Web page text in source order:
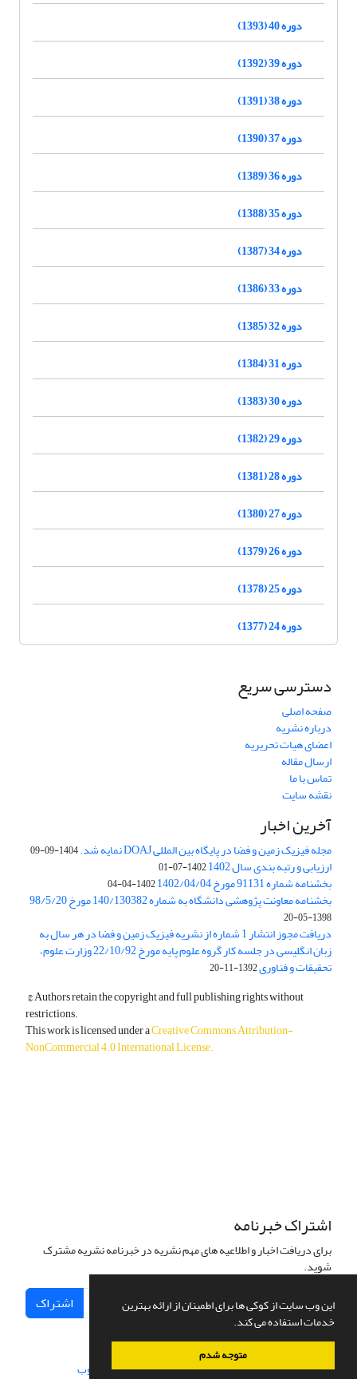
این وب سایت از کوکی ها برای اطمینان از ارائه بهترین
خدمات استفاده می کند.
متوجه شدم
دوره 40 (1393)
دوره 39 (1392)
دوره 38 (1391)
دوره 37 (1390)
دوره 36 (1389)
دوره 35 (1388)
دوره 34 (1387)
دوره 33 (1386)
دوره 32 (1385)
دوره 31 (1384)
دوره 30 (1383)
دوره 29 (1382)
دوره 28 (1381)
دوره 27 (1380)
دوره 26 (1379)
دوره 25 (1378)
دوره 24 (1377)
دسترسی سریع
صفحه اصلی
درباره نشریه
اعضای هیات تحریریه
ارسال مقاله
تماس با ما
نقشه سایت
آخرین اخبار
مجله فیزیک زمین و فضا در پایگاه بین المللی DOAJ نمایه شد. 1404-09-09
ارزیابی و رتبه بندی سال 1402 1402-07-01
بخشنامه شماره 91131 مورخ 1402/04/04 1402-04-04
بخشنامه معاونت پژوهشی دانشگاه به شماره 140/130382 مورخ 98/5/20
1398-05-20
دریافت مجوز انتشار 1 شماره از نشریه فیزیک زمین و فضا در هر سال به
زبان انگلیسی در جلسه کار گروه علوم پایه مورخ 22/10/92 وزارت علوم،
تحقیقات و فناوری1392-11-20
© Authors retain the copyright and full publishing rights without
restrictions.
This work is licensed under aCreative Commons Attribution-
NonCommercial 4.0 International License.
اشتراک خبرنامه
برای دریافت اخبار و اطلاعیه های مهم نشریه در خبرنامه نشریه مشترک
شوید.
اشتراک
سامانه مدیریت نشریات علمی.طراحی و پیاده سازی از سیناوب